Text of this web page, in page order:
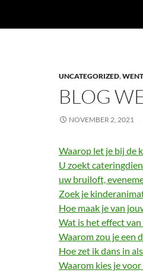
UNCATEGORIZED,
BLOG
NOVEMBER 2, 2021
Waarop let je bij de
U zoekt
uw bruiloft,
Zoek je
Hoe maak je van
Wat is het effect
Waarom zou je een
Hoe zet ik dans in
Waarom kies je